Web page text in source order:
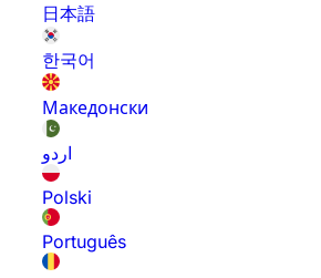
日本語
한국어
Македонски
اردو
Polski
Português